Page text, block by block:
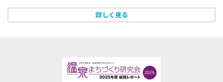
詳しく見る